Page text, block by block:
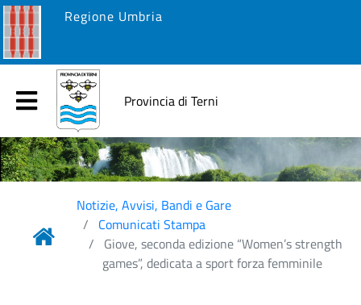
Regione Umbria
Provincia di Terni
Notizie, Avvisi, Bandi e Gare
Comunicati Stampa
Giove, seconda edizione “Women’s strength
games”, dedicata a sport forza femminile